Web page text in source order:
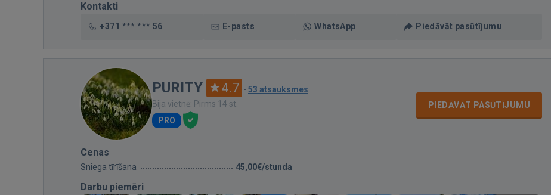
Kontakti
+371 *** *** 56 E-pasts WhatsApp Piedāvāt pasūtījumu
PURITY 4.7 · 53 atsauksmes
Bija vietnē: Pirms 14 st.
PRO
PIEDĀVĀT PASŪTĪJUMU
Cenas
Sniega tīrīšana 45,00€/stunda
Darbu piemēri